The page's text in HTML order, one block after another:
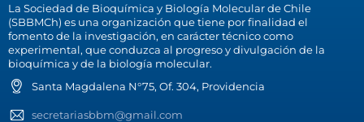
La Sociedad de Bioquímica y Biología Molecular de Chile
(SBBMCh) es una organización que tiene por finalidad el
fomento de la investigación, en carácter técnico como
experimental, que conduzca al progreso y divulgación de la
bioquímica y de la biología molecular.
Santa Magdalena N°75, Of. 304, Providencia
secretariasbbm@gmail.com